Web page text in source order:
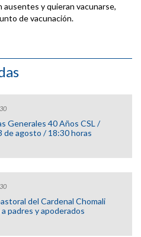
y quieran vacunarse,
de vacunación.
Generales 40 Años CSL /
de agosto / 18:30 horas
del Cardenal Chomali
padres y apoderados